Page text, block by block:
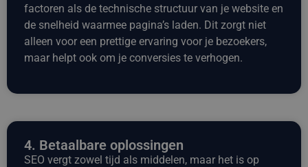
factoren als de technische structuur van je website en
de snelheid waarmee pagina’s laden. Dit zorgt niet
alleen voor een prettige ervaring voor je bezoekers,
maar helpt ook om je conversies te verhogen.
4. Betaalbare oplossingen
SEO vergt zowel tijd als middelen, maar het is op